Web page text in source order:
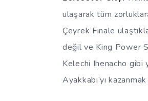
ulaşarak tüm
Çeyrek Finale
değil ve King Power
Kelechi Ihenacho
Ayakkabı’yı